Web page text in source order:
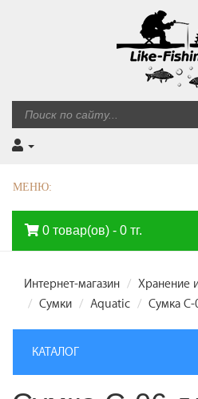
МЕНЮ:
0 товар(ов) - 0 тг.
Интернет-магазин
Хранение
Сумки
Aquatic Сумка С-
КАТАЛОГ